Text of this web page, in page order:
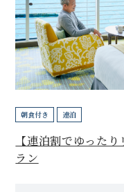
朝食付き 連泊
【連泊割でゆった
ラン